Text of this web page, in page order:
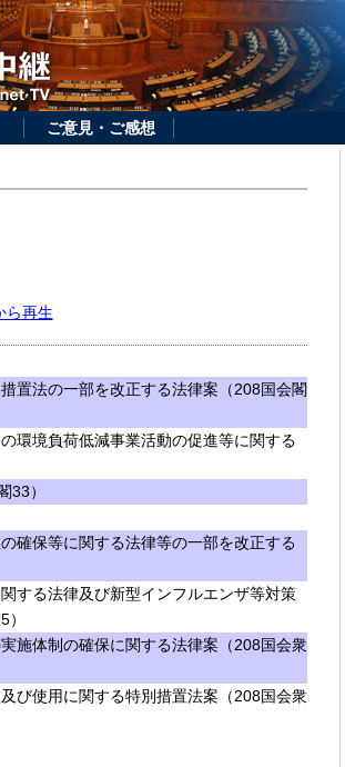
ご意見・ご感想
ら再生
置法の一部を改正する法律案（208国会閣
環境負荷低減事業活動の促進等に関する
33）
確保等に関する法律等の一部を改正する
する法律及び新型インフルエンザ等対策
施体制の確保に関する法律案（208国会衆
び使用に関する特別措置法案（208国会衆